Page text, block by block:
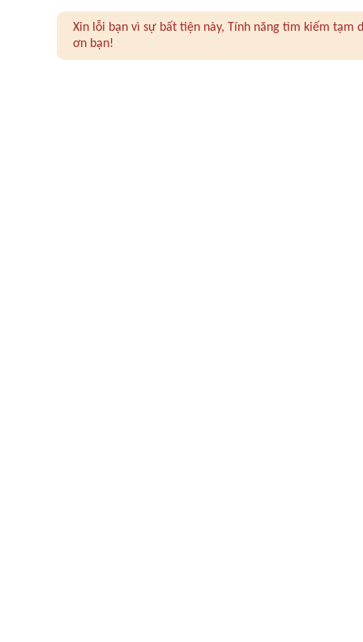
Xin lỗi bạn vì sự bất tiện này, Tính năng tìm kiếm
ơn bạn!